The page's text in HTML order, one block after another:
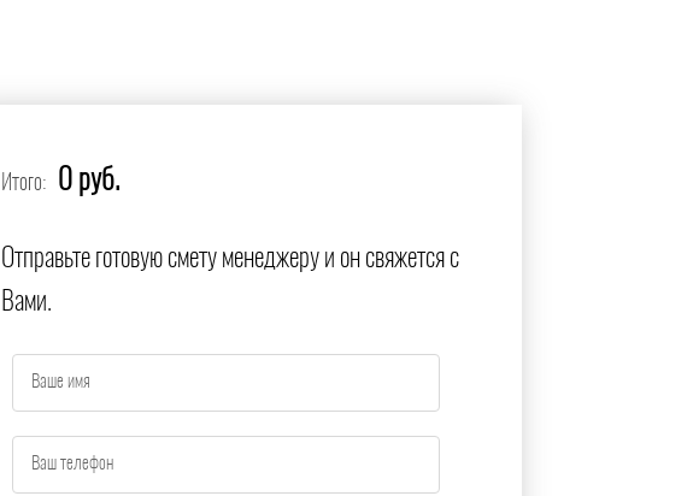
Итого: 0 руб.
Отправьте готовую смету менеджеру и он свяжется с
Вами.